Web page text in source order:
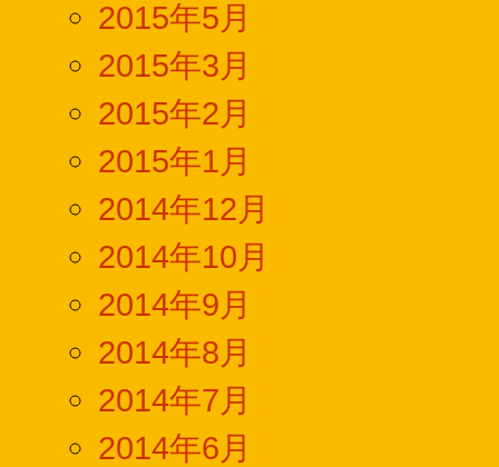
2015年5月
2015年3月
2015年2月
2015年1月
2014年12月
2014年10月
2014年9月
2014年8月
2014年7月
2014年6月